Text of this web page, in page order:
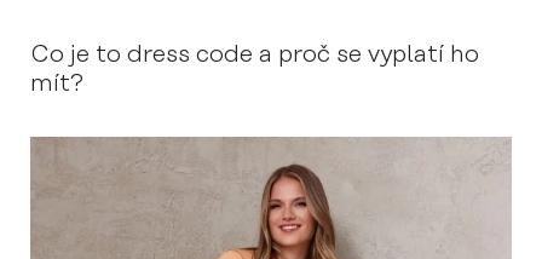
Co je to dress code a proč se vyplatí ho
mít?